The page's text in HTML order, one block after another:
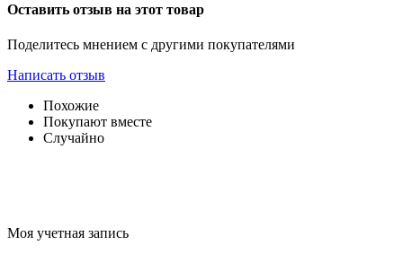
Оставить отзыв на этот товар
Поделитесь мнением с другими покупателями
Написать отзыв
Похожие
Покупают вместе
Случайно
Моя учетная запись